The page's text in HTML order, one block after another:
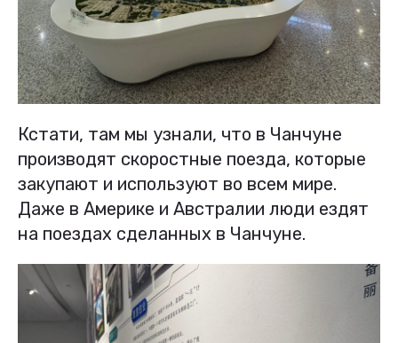
Кстати, там мы узнали, что в Чанчуне
производят скоростные поезда, которые
закупают и используют во всем мире.
Даже в Америке и Австралии люди ездят
на поездах сделанных в Чанчуне.